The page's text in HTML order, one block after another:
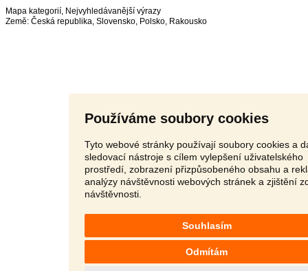
Používáme soubory cookies
Tyto webové stránky používají soubory cookies a
sledovací nástroje s cílem vylepšení uživatelského
prostředí, zobrazení přizpůsobeného obsahu a
analýzy návštěvnosti webových stránek a zjištění
návštěvnosti.
Souhlasím
Odmítám
Mapa kategorií, Nejvyhledávanější výrazy
Země: Česká republika, Slovensko, Polsko, Rakousko